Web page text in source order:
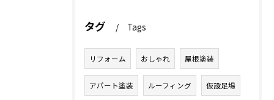
タグ Tags
リフォーム おしゃれ 屋根塗装
アパート塗装 ルーフィング 仮設足場